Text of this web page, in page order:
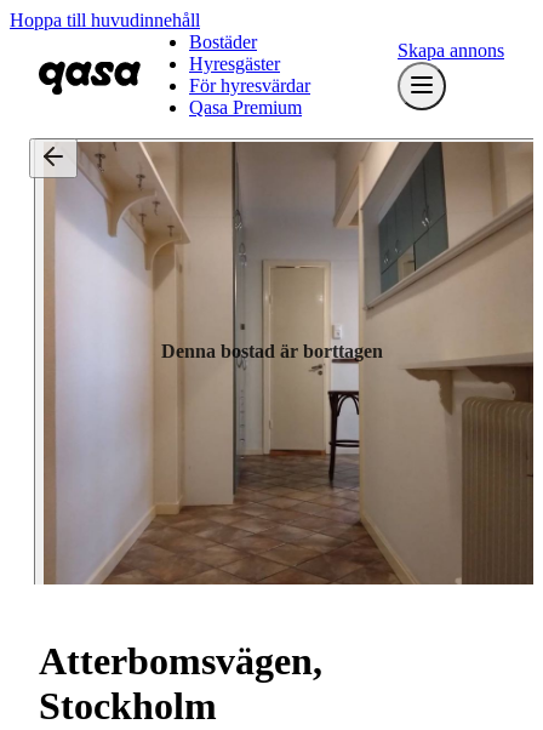
Hoppa till huvudinnehåll
Bostäder
Hyresgäster
För hyresvärdar
Qasa Premium
Skapa annons
Denna bostad är borttagen
Atterbomsvägen,
Stockholm